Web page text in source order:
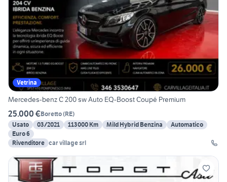
Vetrina
Mercedes-benz C 200 sw Auto EQ-Boost Coupé Premium
25.000 €Boretto(RE)
Usato
03/2021 113000 Km Mild Hybrid Benzina
Automatico
Euro 6
Rivenditore car village srl